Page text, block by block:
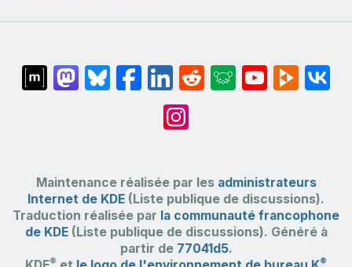
Maintenance réalisée par les administrateurs
Internet de KDE (Liste publique de discussions).
Traduction réalisée par la communauté francophone
de KDE(Liste publique de discussions). Généré à
partir de 77041d5.
® ®